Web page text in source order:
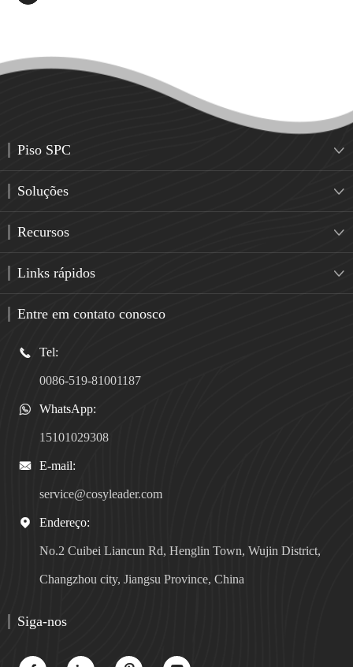
Piso SPC 
Soluções 
Recursos 
Links rápidos 
Entre em contato conosco
 Tel:
0086-519-81001187
 WhatsApp:
15101029308
 E-mail:
service@cosyleader.com
 Endereço:
No.2 Cuibei Liancun Rd, Henglin Town, Wujin District,
Changzhou city, Jiangsu Province, China
Siga-nos